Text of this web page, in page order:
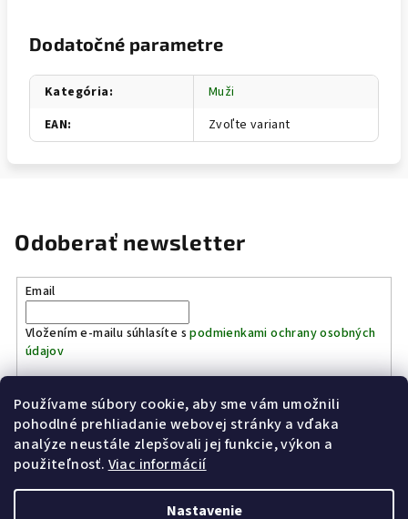
Používame súbory cookie, aby sme vám umožnili
pohodlné prehliadanie webovej stránky a vďaka
analýze neustále zlepšovali jej funkcie, výkon a
použiteľnosť. Viac informácií
Nastavenie
Dodatočné parametre
Kategória:
Muži
EAN: Zvoľte variant
Odoberať newsletter
Email
Vložením e-mailu súhlasíte spodmienkami ochrany osobných
údajov
Prihlásiť sa
Kinostrelnica Páleník